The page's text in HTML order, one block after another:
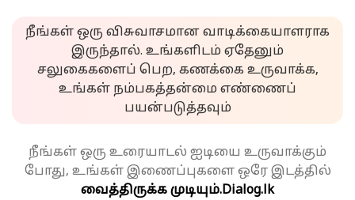
நீங்கள் ஒரு விசுவாசமான வாடிக்கையாளராக
இருந்தால். உங்களிடம் ஏதேனும்
சலுகைகளைப் பெற, கணக்கை உருவாக்க,
உங்கள் நம்பகத்தன்மை எண்ணைப்
பயன்படுத்தவும்
நீங்கள் ஒரு உரையாடல் ஐடியை உருவாக்கும்
போது, உங்கள் இணைப்புகளை ஒரே இடத்தில்
வைத்திருக்க முடியும்.Dialog.lk